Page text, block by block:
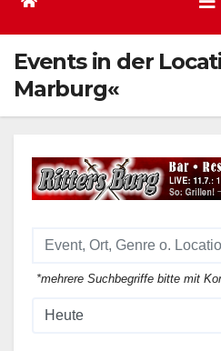
Events in der
Marburg«
*mehrere Suchbegriffe bitte mit